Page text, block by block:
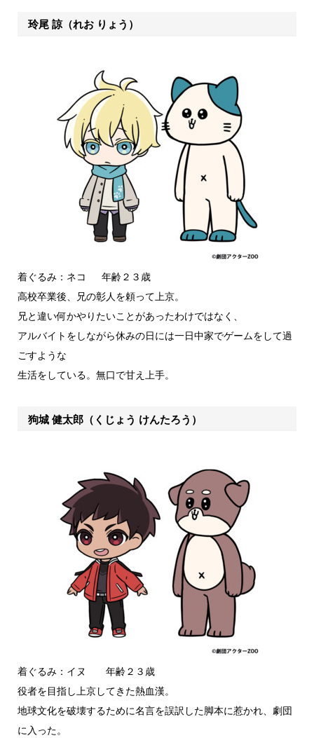
玲尾 諒（れお りょう）
着ぐるみ：ネコ 年齢２３歳
高校卒業後、兄の彰人を頼って上京。
兄と違い何かやりたいことがあったわけではなく、
アルバイトをしながら休みの日には一日中家でゲームをして過
ごすような
生活をしている。無口で甘え上手。
狗城 健太郎（くじょう けんたろう）
着ぐるみ：イヌ 年齢２３歳
役者を目指し上京してきた熱血漢。
地球文化を破壊するために名言を誤訳した脚本に惹かれ、劇団
に入った。